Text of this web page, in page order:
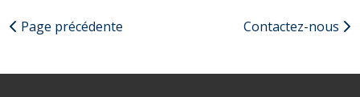
Page précédente Contactez-nous